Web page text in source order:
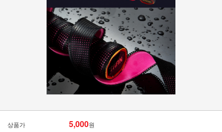
상품가 5,000원